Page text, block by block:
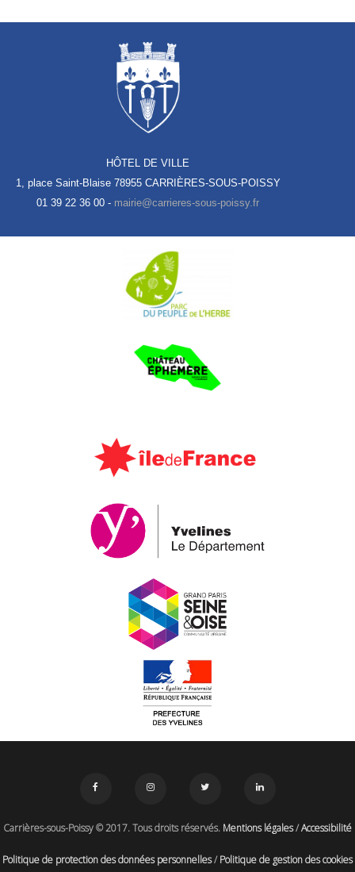
HÔTEL DE VILLE
1, place Saint-Blaise 78955 CARRIÈRES-SOUS-POISSY
01 39 22 36 00 -
Carrières-sous-Poissy © 2017. Tous droits réservés. Mentions légales/Accessibilité
Politique de protection des données personnelles/Politique de gestion des cookies